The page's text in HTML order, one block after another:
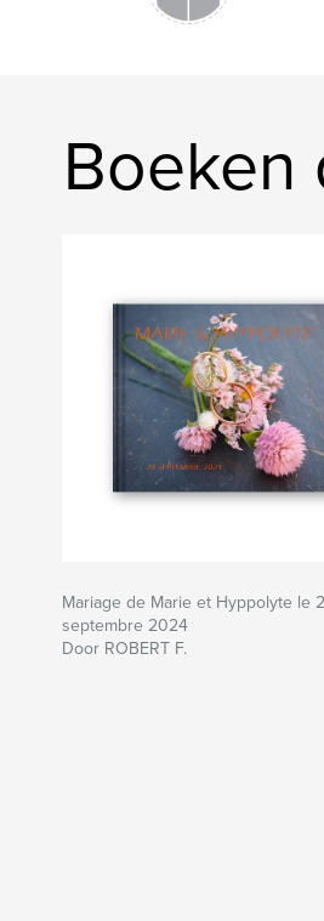
Boeken
Mariage de Marie et Hyppolyte le
septembre 2024
Door ROBERT F.